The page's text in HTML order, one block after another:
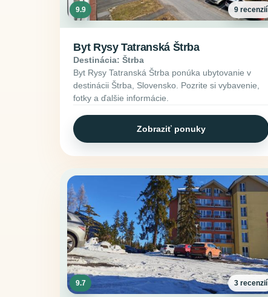
9.9 9 recenzií
Byt Rysy Tatranská Štrba
Destinácia: Štrba
Byt Rysy Tatranská Štrba ponúka ubytovanie v
destinácii Štrba, Slovensko. Pozrite si vybavenie,
fotky a ďalšie informácie.
Zobraziť ponuky
9.7 3 recenzií